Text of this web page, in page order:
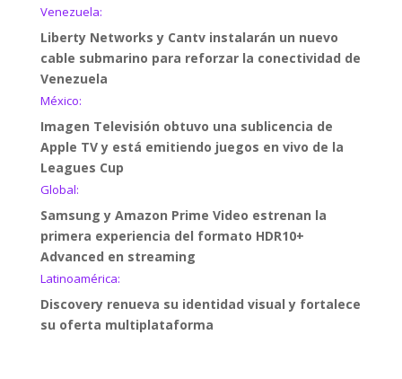
Venezuela:
Liberty Networks y Cantv instalarán un nuevo
cable submarino para reforzar la conectividad de
Venezuela
México:
Imagen Televisión obtuvo una sublicencia de
Apple TV y está emitiendo juegos en vivo de la
Leagues Cup
Global:
Samsung y Amazon Prime Video estrenan la
primera experiencia del formato HDR10+
Advanced en streaming
Latinoamérica:
Discovery renueva su identidad visual y fortalece
su oferta multiplataforma